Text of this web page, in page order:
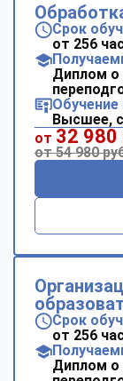
Срок
от 256
Диплом о
Обучение
Высшее,
от 32 980
от 54 980
Срок
от 256
Диплом о